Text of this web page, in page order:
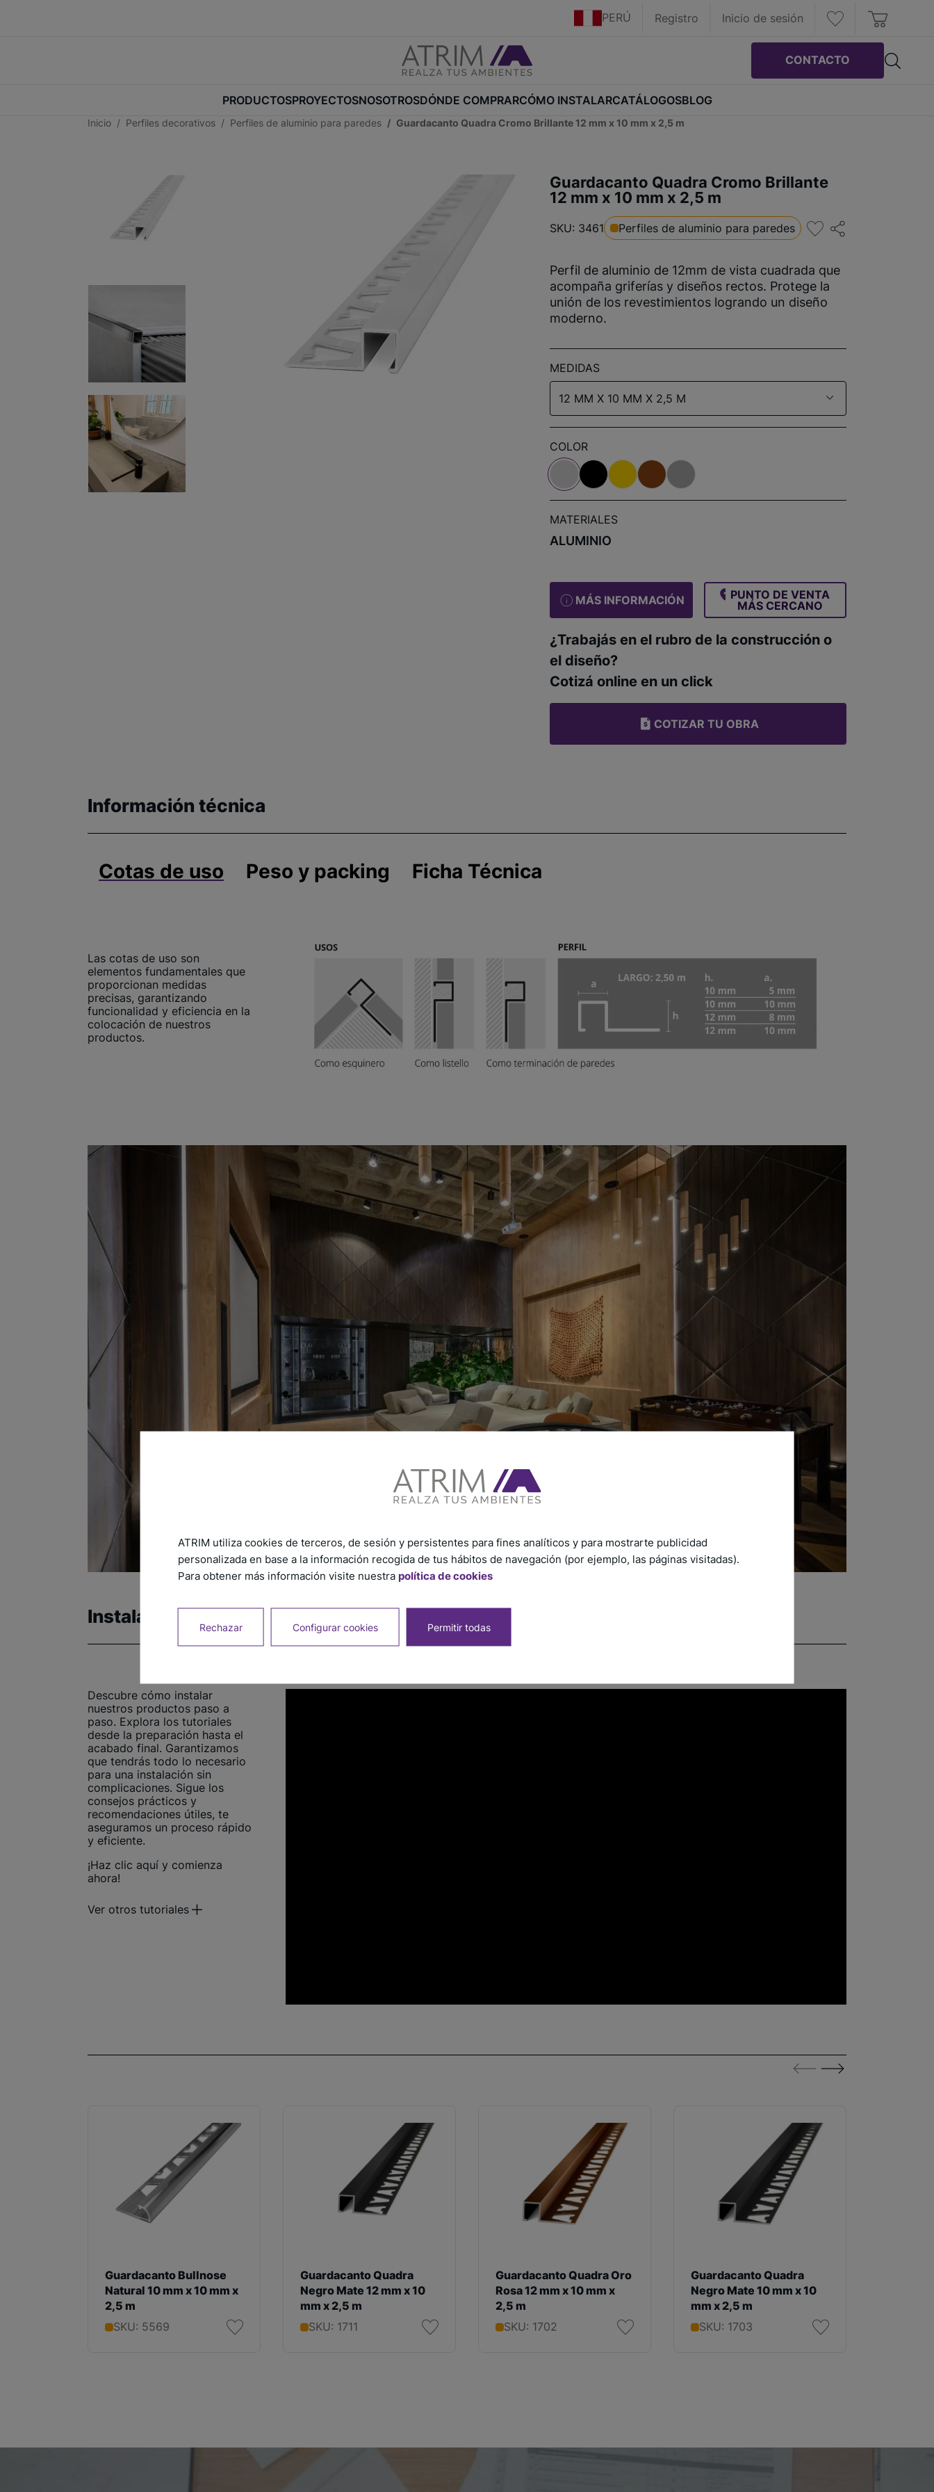
PERÚ Registro Inicio de sesión
CONTACTO
PRODUCTOSPROYECTOSNOSOTROSDÓNDE COMPRARCÓMO INSTALARCATÁLOGOSBLOG
Inicio Perfiles decorativos Perfiles de aluminio para paredes Guardacanto Quadra Cromo Brillante 12 mm x 10 mm x 2,5 m
Guardacanto Quadra Cromo Brillante
12 mm x 10 mm x 2,5 m
SKU: 3461 Perfiles de aluminio para paredes
Perfil de aluminio de 12mm de vista cuadrada que
acompaña griferías y diseños rectos. Protege la
unión de los revestimientos logrando un diseño
moderno.
MEDIDAS
12 MM X 10 MM X 2,5 M
COLOR
MATERIALES
ALUMINIO
MÁS INFORMACIÓN
PUNTO DE VENTA
MÁS CERCANO
¿Trabajás en el rubro de la construcción o
el diseño?
Cotizá online en un click
COTIZAR TU OBRA
Información técnica
Cotas de uso Peso y packing Ficha Técnica
Las cotas de uso son
elementos fundamentales que
proporcionan medidas
precisas, garantizando
funcionalidad y eficiencia en la
colocación de nuestros
productos.
Instalación
Descubre cómo instalar
nuestros productos paso a
paso. Explora los tutoriales
desde la preparación hasta el
acabado final. Garantizamos
que tendrás todo lo necesario
para una instalación sin
complicaciones. Sigue los
consejos prácticos y
recomendaciones útiles, te
aseguramos un proceso rápido
y eficiente.
¡Haz clic aquí y comienza
ahora!
Ver otros tutoriales
Guardacanto Bullnose
Natural 10 mm x 10 mm x
2,5 m
SKU: 5569
Guardacanto Quadra
Negro Mate 12 mm x 10
mm x 2,5 m
SKU: 1711
Guardacanto Quadra Oro
Rosa 12 mm x 10 mm x
2,5 m
SKU: 1702
Guardacanto Quadra
Negro Mate 10 mm x 10
mm x 2,5 m
SKU: 1703
ATRIM utiliza cookies de terceros, de sesión y persistentes para fines analíticos y para mostrarte publicidad
personalizada en base a la información recogida de tus hábitos de navegación (por ejemplo, las páginas visitadas).
Para obtener más información visite nuestra política de cookies
Rechazar Configurar cookies Permitir todas